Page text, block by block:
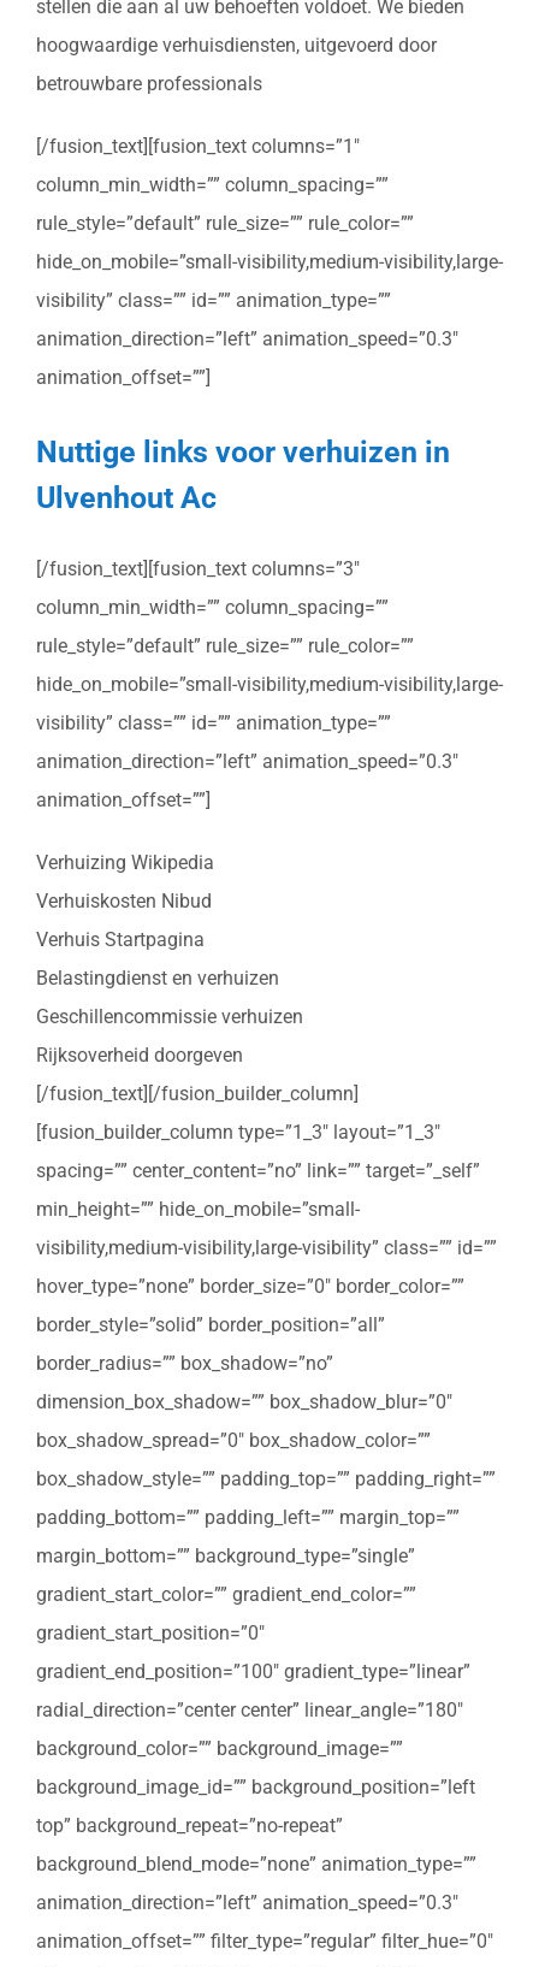
stellen die aan al uw behoeften voldoet. We bieden
hoogwaardige verhuisdiensten, uitgevoerd door
betrouwbare professionals
[/fusion_text][fusion_text columns=”1″
column_min_width=”” column_spacing=””
rule_style=”default” rule_size=”” rule_color=””
hide_on_mobile=”small-visibility,medium-visibility,large-
visibility” class=”” id=”” animation_type=””
animation_direction=”left” animation_speed=”0.3″
animation_offset=””]
Nuttige links voor verhuizen in
Ulvenhout Ac
[/fusion_text][fusion_text columns=”3″
column_min_width=”” column_spacing=””
rule_style=”default” rule_size=”” rule_color=””
hide_on_mobile=”small-visibility,medium-visibility,large-
visibility” class=”” id=”” animation_type=””
animation_direction=”left” animation_speed=”0.3″
animation_offset=””]
Verhuizing Wikipedia
Verhuiskosten Nibud
Verhuis Startpagina
Belastingdienst en verhuizen
Geschillencommissie verhuizen
Rijksoverheid doorgeven
[/fusion_text][/fusion_builder_column]
[fusion_builder_column type=”1_3″ layout=”1_3″
spacing=”” center_content=”no” link=”” target=”_self”
min_height=”” hide_on_mobile=”small-
visibility,medium-visibility,large-visibility” class=”” id=””
hover_type=”none” border_size=”0″ border_color=””
border_style=”solid” border_position=”all”
border_radius=”” box_shadow=”no”
dimension_box_shadow=”” box_shadow_blur=”0″
box_shadow_spread=”0″ box_shadow_color=””
box_shadow_style=”” padding_top=”” padding_right=””
padding_bottom=”” padding_left=”” margin_top=””
margin_bottom=”” background_type=”single”
gradient_start_color=”” gradient_end_color=””
gradient_start_position=”0″
gradient_end_position=”100″ gradient_type=”linear”
radial_direction=”center center” linear_angle=”180″
background_color=”” background_image=””
background_image_id=”” background_position=”left
top” background_repeat=”no-repeat”
background_blend_mode=”none” animation_type=””
animation_direction=”left” animation_speed=”0.3″
animation_offset=”” filter_type=”regular” filter_hue=”0″